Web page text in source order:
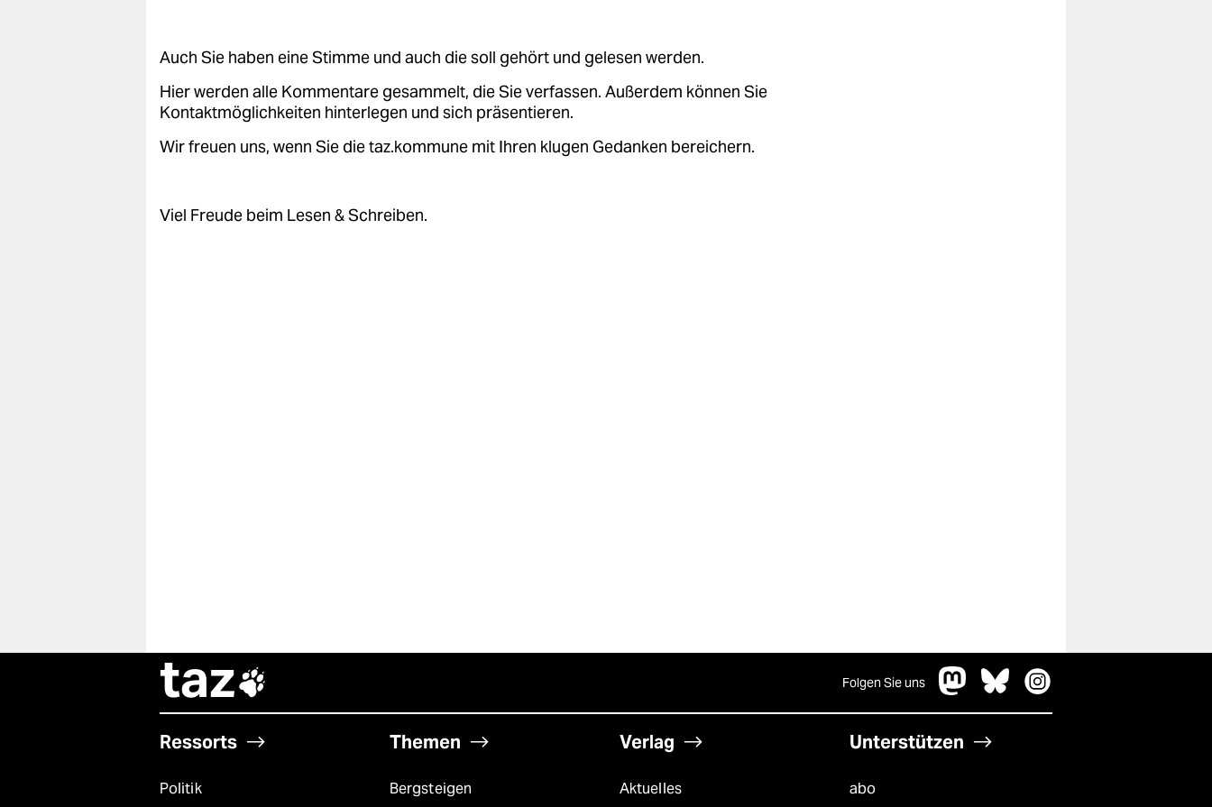
Auch Sie haben eine Stimme und auch die soll gehört und gelesen werden.
Hier werden alle Kommentare gesammelt, die Sie verfassen. Außerdem können Sie
Kontaktmöglichkeiten hinterlegen und sich präsentieren.
Wir freuen uns, wenn Sie die taz.kommune mit Ihren klugen Gedanken bereichern.
Viel Freude beim Lesen & Schreiben.
taz Folgen Sie uns
Ressorts
Politik
Themen
Bergsteigen
Verlag
Aktuelles
Unterstützen
abo